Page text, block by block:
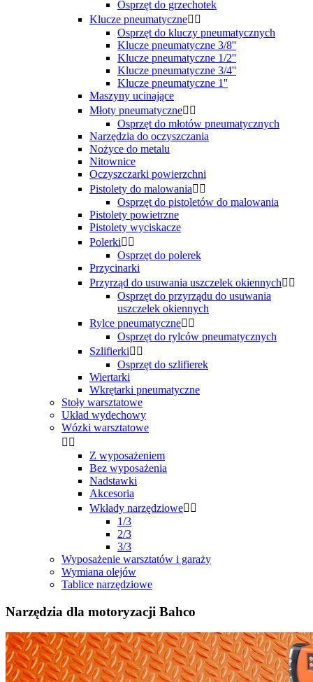
Osprzęt do grzechotek
Klucze pneumatyczne 
Osprzęt do kluczy pneumatycznych
Klucze pneumatyczne 3/8''
Klucze pneumatyczne 1/2''
Klucze pneumatyczne 3/4''
Klucze pneumatyczne 1''
Maszyny ucinające
Młoty pneumatyczne 
Osprzęt do młotów pneumatycznych
Narzędzia do oczyszczania
Nożyce do metalu
Nitownice
Oczyszczarki powierzchni
Pistolety do malowania 
Osprzęt do pistoletów do malowania
Pistolety powietrzne
Pistolety wyciskacze
Polerki 
Osprzęt do polerek
Przycinarki
Przyrząd do usuwania uszczelek okiennych 
Osprzęt do przyrządu do usuwania
uszczelek okiennych
Rylce pneumatyczne 
Osprzęt do rylców pneumatycznych
Szlifierki 
Osprzęt do szlifierek
Wiertarki
Wkrętarki pneumatyczne
Stoły warsztatowe
Układ wydechowy
Wózki warsztatowe
 
Z wyposażeniem
Bez wyposażenia
Nadstawki
Akcesoria
Wkłady narzędziowe 
1/3
2/3
3/3
Wyposażenie warsztatów i garaży
Wymiana olejów
Tablice narzędziowe
Narzędzia dla motoryzacji Bahco